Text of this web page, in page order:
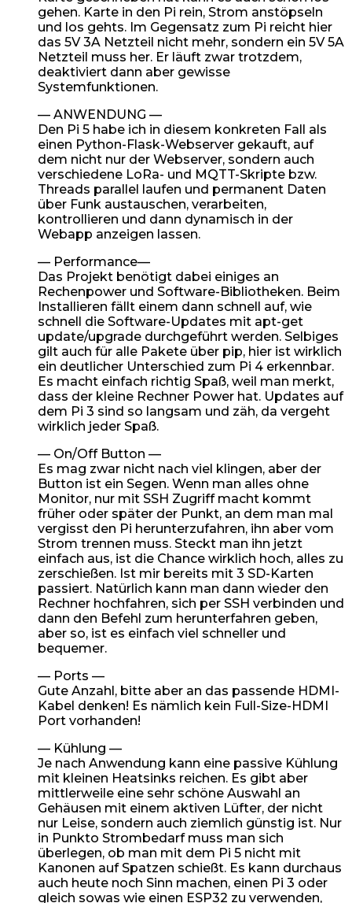
gehen. Karte in den Pi rein, Strom anstöpseln
und los gehts. Im Gegensatz zum Pi reicht hier
das 5V 3A Netzteil nicht mehr, sondern ein 5V 5A
Netzteil muss her. Er läuft zwar trotzdem,
deaktiviert dann aber gewisse
Systemfunktionen.
— ANWENDUNG —
Den Pi 5 habe ich in diesem konkreten Fall als
einen Python-Flask-Webserver gekauft, auf
dem nicht nur der Webserver, sondern auch
verschiedene LoRa- und MQTT-Skripte bzw.
Threads parallel laufen und permanent Daten
über Funk austauschen, verarbeiten,
kontrollieren und dann dynamisch in der
Webapp anzeigen lassen.
— Performance—
Das Projekt benötigt dabei einiges an
Rechenpower und Software-Bibliotheken. Beim
Installieren fällt einem dann schnell auf, wie
schnell die Software-Updates mit apt-get
update/upgrade durchgeführt werden. Selbiges
gilt auch für alle Pakete über pip, hier ist wirklich
ein deutlicher Unterschied zum Pi 4 erkennbar.
Es macht einfach richtig Spaß, weil man merkt,
dass der kleine Rechner Power hat. Updates auf
dem Pi 3 sind so langsam und zäh, da vergeht
wirklich jeder Spaß.
— On/Off Button —
Es mag zwar nicht nach viel klingen, aber der
Button ist ein Segen. Wenn man alles ohne
Monitor, nur mit SSH Zugriff macht kommt
früher oder später der Punkt, an dem man mal
vergisst den Pi herunterzufahren, ihn aber vom
Strom trennen muss. Steckt man ihn jetzt
einfach aus, ist die Chance wirklich hoch, alles zu
zerschießen. Ist mir bereits mit 3 SD-Karten
passiert. Natürlich kann man dann wieder den
Rechner hochfahren, sich per SSH verbinden und
dann den Befehl zum herunterfahren geben,
aber so, ist es einfach viel schneller und
bequemer.
— Ports —
Gute Anzahl, bitte aber an das passende HDMI-
Kabel denken! Es nämlich kein Full-Size-HDMI
Port vorhanden!
— Kühlung —
Je nach Anwendung kann eine passive Kühlung
mit kleinen Heatsinks reichen. Es gibt aber
mittlerweile eine sehr schöne Auswahl an
Gehäusen mit einem aktiven Lüfter, der nicht
nur Leise, sondern auch ziemlich günstig ist. Nur
in Punkto Strombedarf muss man sich
überlegen, ob man mit dem Pi 5 nicht mit
Kanonen auf Spatzen schießt. Es kann durchaus
auch heute noch Sinn machen, einen Pi 3 oder
gleich sowas wie einen ESP32 zu verwenden,